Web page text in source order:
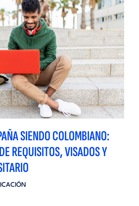
SIENDO COLOMBIANO:
REQUISITOS, VISADOS Y